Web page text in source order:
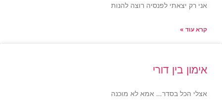
אני רק יצאתי לפנסיה רוצה להנות
קרא עוד »
אימון בין דורי
אצלי הכל בסדר… אמא לא מוכנה